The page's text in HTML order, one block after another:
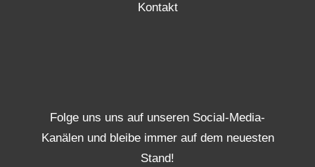
Kontakt
Folge uns uns auf unseren Social-Media-
Kanälen und bleibe immer auf dem neuesten
Stand!